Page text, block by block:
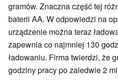
gramów. Znaczna część tej
baterii AA. W odpowiedzi na
urządzenie można teraz
zapewnia co najmniej 130
ładowaniu. Firma twierdzi, że
godziny pracy po zaledwie 2